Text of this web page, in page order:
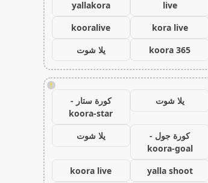
live
yallakora
kora live
kooralive
koora 365
يلا شوت
!
يلا شوت
كورة ستار -
koora-star
كورة جول -
koora-goal
يلا شوت
yalla shoot
koora live